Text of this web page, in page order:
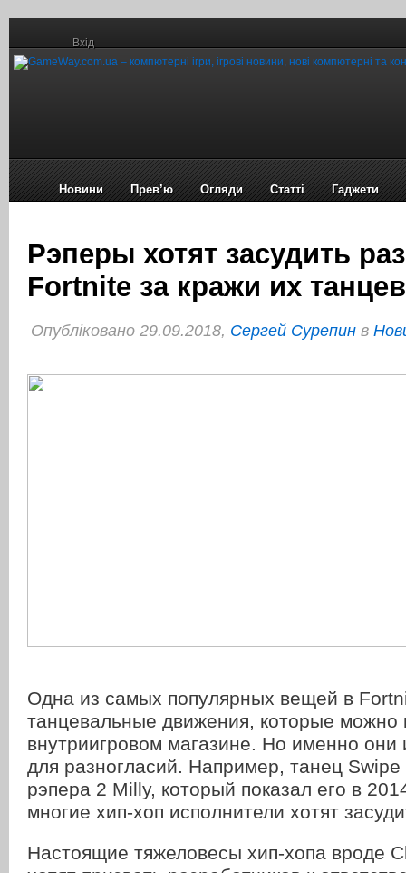
Вхід
Новини Прев’ю Огляди Статті Гаджети
Рэперы хотят засудить
Fortnite за кражи их танцев
Опубліковано 29.09.2018, Сергей Сурепин в
Одна из самых популярных вещей в
танцевальные движения, которые можно
внутриигровом магазине. Но именно они
для разногласий. Например, танец Swipe
рэпера 2 Milly, который показал его в
многие хип-хоп исполнители хотят
Настоящие тяжеловесы хип-хопа вроде